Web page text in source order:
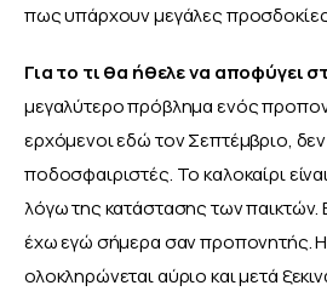
πως υπάρχουν μεγάλες
Για το τι θα ήθελε να αποφύγει
μεγαλύτερο πρόβλημα ενός
ερχόμενοι εδώ τον Σεπτέμβριο,
ποδοσφαιριστές. Το καλοκαίρι
λόγω της κατάστασης των παικτών.
έχω εγώ σήμερα σαν προπονητής.
ολοκληρώνεται αύριο και μετά